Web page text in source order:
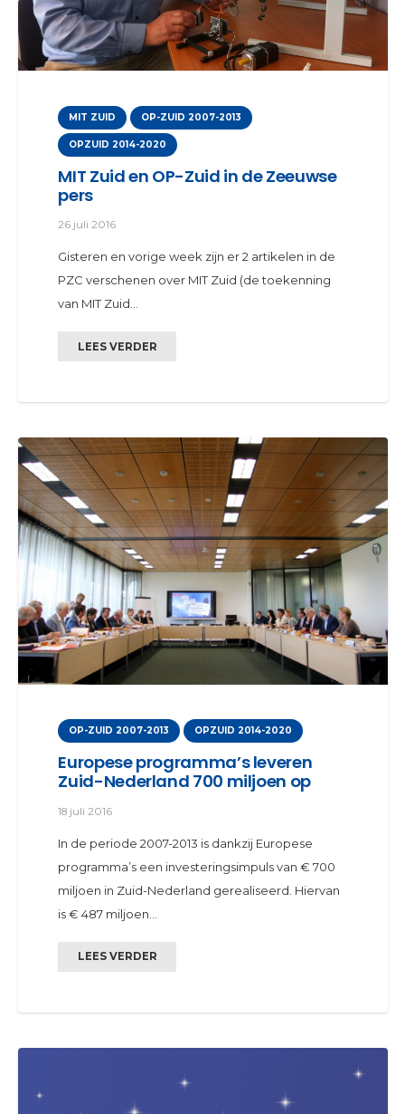
MIT ZUID OP-ZUID 2007-2013
OPZUID 2014-2020
MIT Zuid en OP-Zuid in de Zeeuwse
pers
26 juli 2016
Gisteren en vorige week zijn er 2 artikelen in de
PZC verschenen over MIT Zuid (de toekenning
van MIT Zuid…
LEES VERDER
OP-ZUID 2007-2013 OPZUID 2014-2020
Europese programma’s leveren
Zuid-Nederland 700 miljoen op
18 juli 2016
In de periode 2007-2013 is dankzij Europese
programma’s een investeringsimpuls van € 700
miljoen in Zuid-Nederland gerealiseerd. Hiervan
is € 487 miljoen…
LEES VERDER